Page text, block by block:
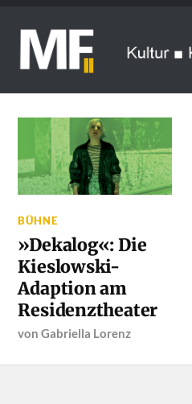
BÜHNE
»Dekalog«: Die
Kieslowski-
Adaption am
Residenztheater
vonGabriella Lorenz